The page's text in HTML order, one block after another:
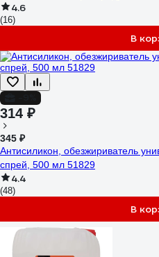
4.6
(16)
В
314 ₽
345 ₽
Антисиликон, обезжириватель
спрей, 500 мл 51829
4.4
(48)
В